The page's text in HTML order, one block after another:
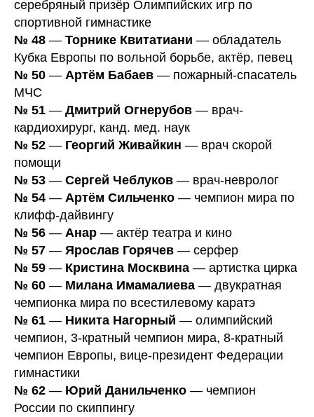
серебряный призёр Олимпийских игр по
спортивной гимнастике
№ 48 — Торнике Квитатиани — обладатель
Кубка Европы по вольной борьбе, актёр, певец
№ 50 — Артём Бабаев — пожарный-спасатель
МЧС
№ 51 — Дмитрий Огнерубов — врач-
кардиохирург, канд. мед. наук
№ 52 — Георгий Живайкин — врач скорой
помощи
№ 53 — Сергей Чеблуков — врач-невролог
№ 54 — Артём Сильченко — чемпион мира по
клифф-дайвингу
№ 56 — Анар — актёр театра и кино
№ 57 — Ярослав Горячев — серфер
№ 59 — Кристина Москвина — артистка цирка
№ 60 — Милана Имамалиева — двукратная
чемпионка мира по всестилевому каратэ
№ 61 — Никита Нагорный — олимпийский
чемпион, 3-кратный чемпион мира, 8-кратный
чемпион Европы, вице-президент Федерации
гимнастики
№ 62 — Юрий Данильченко — чемпион
России по скиппингу